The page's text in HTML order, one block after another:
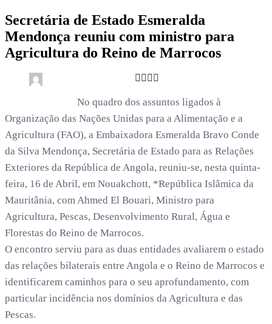
Secretária de Estado Esmeralda
Mendonça reuniu com ministro para
Agricultura do Reino de Marrocos
No quadro dos assuntos ligados à
Organização das Nações Unidas para a Alimentação e a
Agricultura (FAO), a Embaixadora Esmeralda Bravo Conde
da Silva Mendonça, Secretária de Estado para as Relações
Exteriores da República de Angola, reuniu-se, nesta quinta-
feira, 16 de Abril, em Nouakchott, *República Islâmica da
Mauritânia, com Ahmed El Bouari, Ministro para
Agricultura, Pescas, Desenvolvimento Rural, Água e
Florestas do Reino de Marrocos.
O encontro serviu para as duas entidades avaliarem o estado
das relações bilaterais entre Angola e o Reino de Marrocos e
identificarem caminhos para o seu aprofundamento, com
particular incidência nos domínios da Agricultura e das
Pescas.